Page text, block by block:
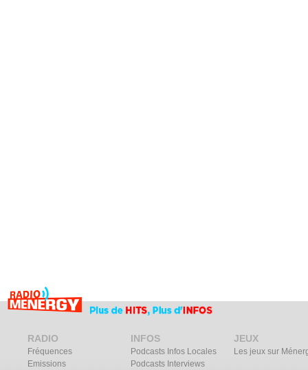
RADIO
Fréquences
Emissions
INFOS
Podcasts Infos Locales
Podcasts Interviews
JEUX
Les jeux sur